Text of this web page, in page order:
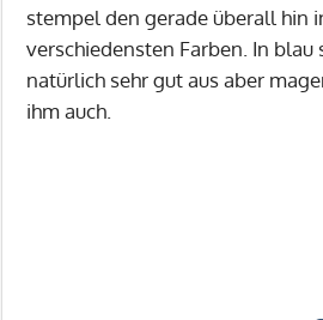
stempel den gerade überall hin
verschiedensten Farben. In blau
natürlich sehr gut aus aber
ihm auch.